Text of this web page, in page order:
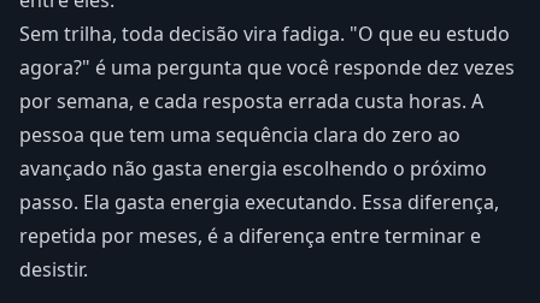
Sem trilha, toda decisão vira fadiga. "O que eu estudo
agora?" é uma pergunta que você responde dez vezes
por semana, e cada resposta errada custa horas. A
pessoa que tem uma sequência clara do zero ao
avançado não gasta energia escolhendo o próximo
passo. Ela gasta energia executando. Essa diferença,
repetida por meses, é a diferença entre terminar e
desistir.